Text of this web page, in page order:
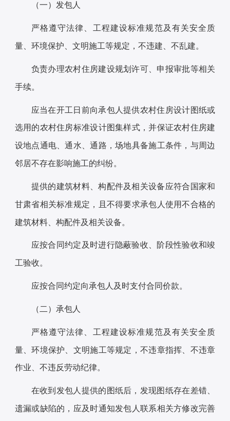
（一）发包人
严格遵守法律、工程建设标准规范及有关安全质
量、环境保护、文明施工等规定，不违建、不乱建。
负责办理农村住房建设规划许可、申报审批等相关
手续。
应当在开工日前向承包人提供农村住房设计图纸或
选用的农村住房标准设计图集样式，并保证农村住房建
设地点通电、通水、通路，场地具备施工条件，与周边
邻居不存在影响施工的纠纷。
提供的建筑材料、构配件及相关设备应符合国家和
甘肃省相关标准规定，且不得要求承包人使用不合格的
建筑材料、构配件及相关设备。
应按合同约定及时进行隐蔽验收、阶段性验收和竣
工验收。
应按合同约定向承包人及时支付合同价款。
（二）承包人
严格遵守法律、工程建设标准规范及有关安全质
量、环境保护、文明施工等规定，不违章指挥、不违章
作业、不违反劳动纪律。
在收到发包人提供的图纸后，发现图纸存在差错、
遗漏或缺陷的，应及时通知发包人联系相关方修改完善